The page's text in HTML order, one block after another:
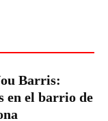
Barris:
en el barrio de